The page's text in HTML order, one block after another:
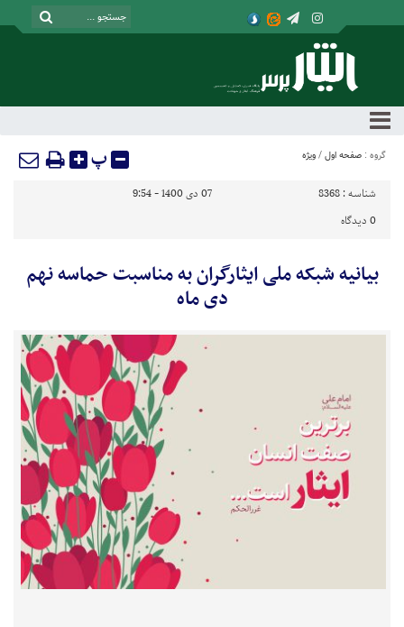
گروه : صفحه اول / ویژه پ
شناسه : 8368
07 دی 1400 - 9:54
0 دیدگاه
بیانیه شبکه ملی ایثارگران به مناسبت حماسه نهم
دی ماه